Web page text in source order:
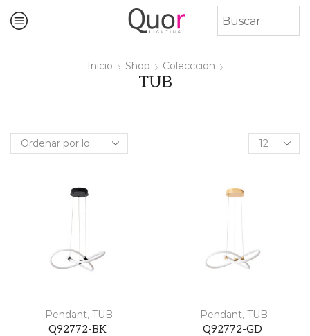
Inicio Shop Coleccción
TUB
Products
per
Pendant, TUB
Q92772-BK
Pendant, TUB
Q92772-GD